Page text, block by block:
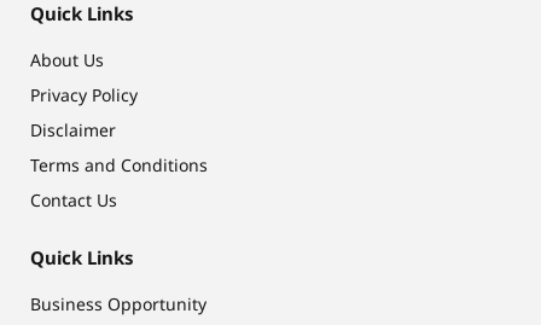
Quick Links
About Us
Privacy Policy
Disclaimer
Terms and Conditions
Contact Us
Quick Links
Business Opportunity